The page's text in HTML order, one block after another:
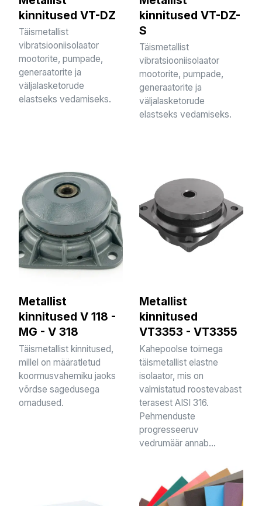
kinnitused VT-DZ
Täismetallist
vibratsiooniisolaator
mootorite, pumpade,
generaatorite ja
väljalasketorude
elastseks vedamiseks.
kinnitused VT-DZ-
S
Täismetallist
vibratsiooniisolaator
mootorite, pumpade,
generaatorite ja
väljalasketorude
elastseks vedamiseks.
Metallist
kinnitused V 118 -
MG - V 318
Täismetallist kinnitused,
millel on määratletud
koormusvahemiku jaoks
võrdse sagedusega
omadused.
Metallist
kinnitused
VT3353 - VT3355
Kahepoolse toimega
täismetallist elastne
isolaator, mis on
valmistatud roostevabast
terasest AISI 316.
Pehmenduste
progresseeruv
vedrumäär annab...